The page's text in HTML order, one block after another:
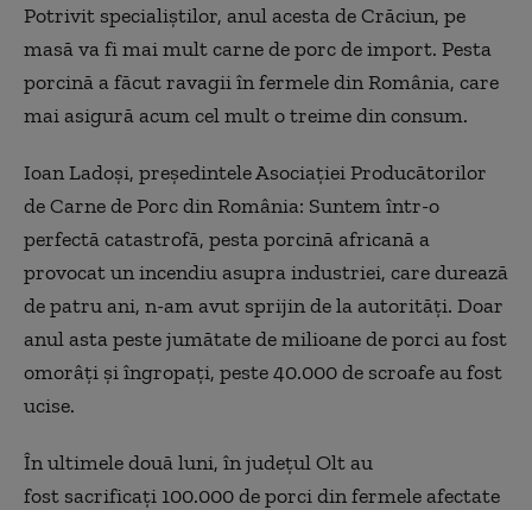
Potrivit specialiștilor, anul acesta de Crăciun, pe
masă va fi mai mult carne de porc de import. Pesta
porcină a făcut ravagii în fermele din România, care
mai asigură acum cel mult o treime din consum.
Ioan Ladoși, preşedintele Asociaţiei Producătorilor
de Carne de Porc din România: Suntem într-o
perfectă catastrofă, pesta porcină africană a
provocat un incendiu asupra industriei, care durează
de patru ani, n-am avut sprijin de la autorități. Doar
anul asta peste jumătate de milioane de porci au fost
omorâți și îngropați, peste 40.000 de scroafe au fost
ucise.
În ultimele două luni, în județul Olt au
fost sacrificați 100.000 de porci din fermele afectate